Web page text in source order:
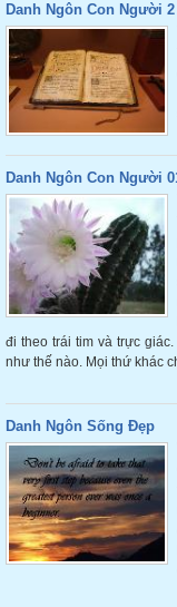
Danh Ngôn Con Người 2
Danh Ngôn Con Người
đi theo trái tim và trực
như thế nào. Mọi thứ khác
Danh Ngôn Sống Đẹp